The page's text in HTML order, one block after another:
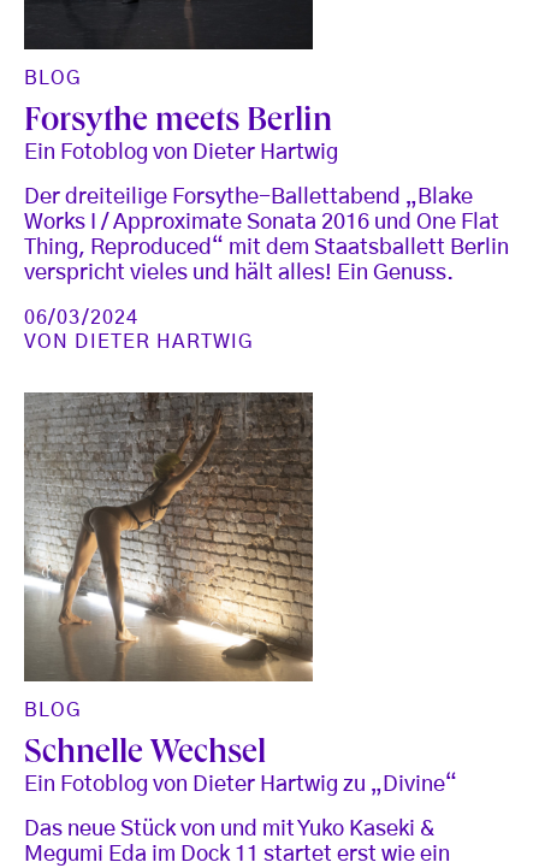
BLOG
Forsythe meets Berlin
Ein Fotoblog von Dieter Hartwig
Der dreiteilige Forsythe-Ballettabend „Blake
Works I / Approximate Sonata 2016 und One Flat
Thing, Reproduced“ mit dem Staatsballett Berlin
verspricht vieles und hält alles! Ein Genuss.
06/03/2024
VON
DIETER HARTWIG
BLOG
Schnelle Wechsel
Ein Fotoblog von Dieter Hartwig zu „Divine“
Das neue Stück von und mit Yuko Kaseki &
Megumi Eda im Dock 11 startet erst wie ein